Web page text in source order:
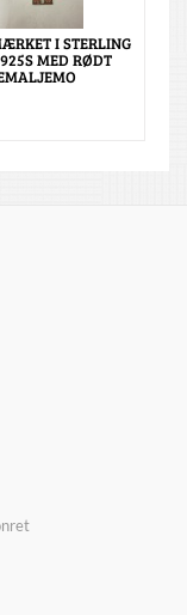
I STERLING
MED RØDT